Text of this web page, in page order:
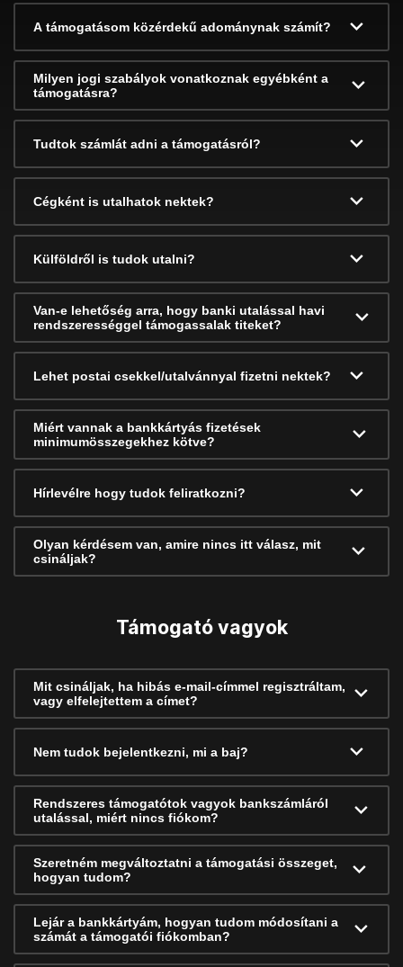
A támogatásom közérdekű adománynak számít?
Milyen jogi szabályok vonatkoznak egyébként a
támogatásra?
Tudtok számlát adni a támogatásról?
Cégként is utalhatok nektek?
Külföldről is tudok utalni?
Van-e lehetőség arra, hogy banki utalással havi
rendszerességgel támogassalak titeket?
Lehet postai csekkel/utalvánnyal fizetni nektek?
Miért vannak a bankkártyás fizetések
minimumösszegekhez kötve?
Hírlevélre hogy tudok feliratkozni?
Olyan kérdésem van, amire nincs itt válasz, mit
csináljak?
Támogató vagyok
Mit csináljak, ha hibás e-mail-címmel regisztráltam,
vagy elfelejtettem a címet?
Nem tudok bejelentkezni, mi a baj?
Rendszeres támogatótok vagyok bankszámláról
utalással, miért nincs fiókom?
Szeretném megváltoztatni a támogatási összeget,
hogyan tudom?
Lejár a bankkártyám, hogyan tudom módosítani a
számát a támogatói fiókomban?